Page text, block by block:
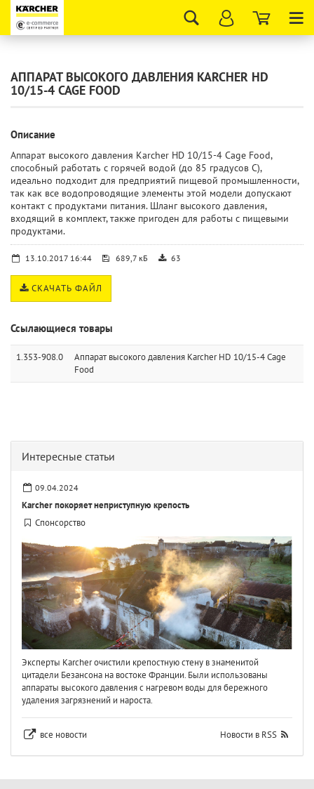
АППАРАТ ВЫСОКОГО ДАВЛЕНИЯ KARCHER HD
10/15-4 CAGE FOOD
Описание
Аппарат высокого давления Karcher HD 10/15-4 Cage Food,
способный работать с горячей водой (до 85 градусов С),
идеально подходит для предприятий пищевой промышленности,
так как все водопроводящие элементы этой модели допускают
контакт с продуктами питания. Шланг высокого давления,
входящий в комплект, также пригоден для работы с пищевыми
продуктами.
13.10.2017 16:44 689,7 кБ 63
СКАЧАТЬ ФАЙЛ
Ссылающиеся товары
1.353-908.0
Аппарат высокого давления Karcher HD 10/15-4 Cage
Food
Интересные статьи
09.04.2024
Karcher покоряет неприступную крепость
Спонсорство
Эксперты Karcher очистили крепостную стену в знаменитой
цитадели Безансона на востоке Франции. Были использованы
аппараты высокого давления с нагревом воды для бережного
удаления загрязнений и нароста.
все новости Новости в RSS